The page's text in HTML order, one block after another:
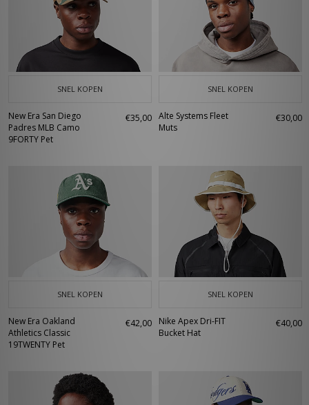
SNEL KOPEN
New Era San Diego
Padres MLB Camo
9FORTY Pet
€35,00
SNEL KOPEN
Alte Systems Fleet
Muts
€30,00
SNEL KOPEN
New Era Oakland
Athletics Classic
19TWENTY Pet
€42,00
SNEL KOPEN
Nike Apex Dri-FIT
Bucket Hat
€40,00